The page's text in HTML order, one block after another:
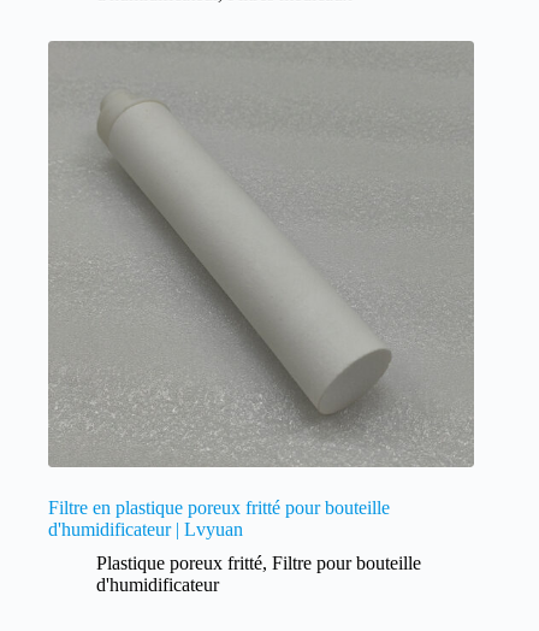
Filtre en plastique poreux fritté pour bouteille
d'humidificateur | Lvyuan
Plastique poreux fritté, Filtre pour bouteille
d'humidificateur